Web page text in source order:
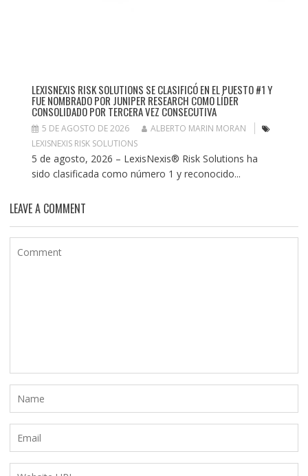
LEXISNEXIS RISK SOLUTIONS SE CLASIFICÓ EN EL PUESTO #1 Y
FUE NOMBRADO POR JUNIPER RESEARCH COMO LÍDER
CONSOLIDADO POR TERCERA VEZ CONSECUTIVA
5 DE AGOSTO DE 2026
ALBERTO MARIN MORAN
LEXISNEXIS RISK SOLUTIONS
5 de agosto, 2026 – LexisNexis® Risk Solutions ha
sido clasificada como número 1 y reconocido...
LEAVE A COMMENT